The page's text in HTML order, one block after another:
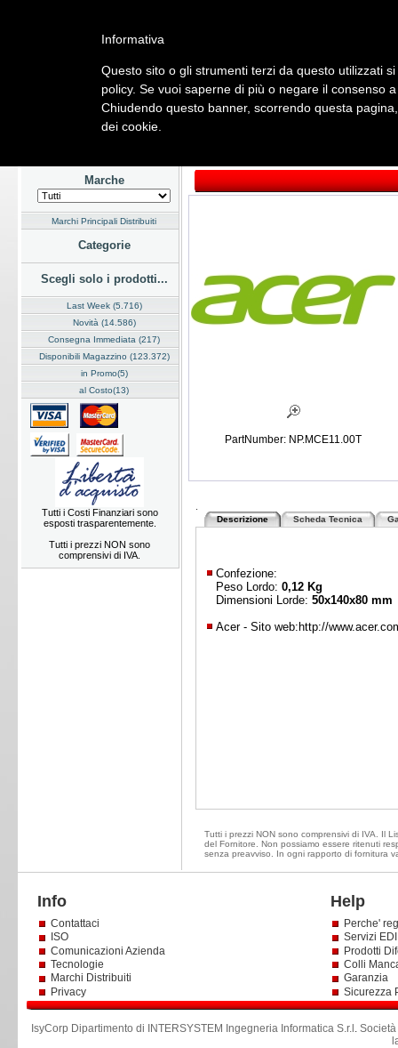
Listino Marchi Dati Cliente Servizi Company
Software Fotografia Telefonia Audio Video
Marche
Marchi Principali Distribuiti
Categorie
Scegli solo i prodotti...
Last Week (5.716)
Novità (14.586)
Consegna Immediata (217)
Disponibili Magazzino (123.372)
in Promo(5)
al Costo(13)
Tutti i Costi Finanziari sono
esposti trasparentemente.
Tutti i prezzi NON sono
comprensivi di IVA.
PartNumber: NP.MCE11.00T
Descrizione Scheda Tecnica
Confezione:
Peso Lordo: 0,12 Kg
Dimensioni Lorde:50x140x80 mm
Acer - Sito web: http://
Tutti i prezzi NON sono comprensivi di IVA. Il
del Fornitore. Non possiamo essere ritenuti
senza preavviso. In ogni rapporto di fornitura
Info Help
Contattaci
ISO
Comunicazioni Azienda
Tecnologie
Marchi Distribuiti
Privacy
Perche'
Servizi
Prodotti
Colli
Garanzia
Sicurezza
IsyCorp Dipartimento di INTERSYSTEM Ingegneria Informatica S.r.l .
Informativa
Questo sito o gli strumenti terzi da questo utilizzati
policy. Se vuoi saperne di più o negare il consenso
Chiudendo questo banner, scorrendo questa
dei cookie.